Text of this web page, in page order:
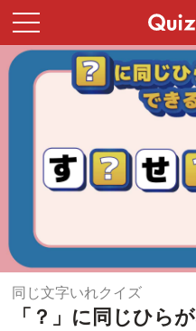
同じ文字いれクイズ
「？」に同じひら